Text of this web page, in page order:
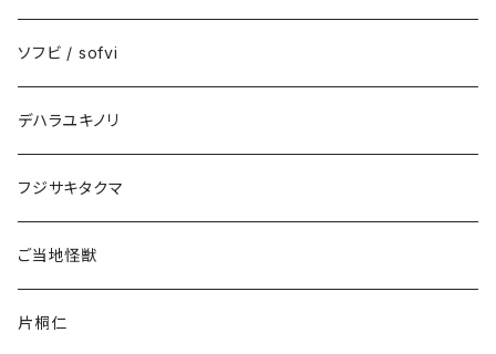
ソフビ / sofvi
デハラユキノリ
フジサキタクマ
ご当地怪獣
片桐仁